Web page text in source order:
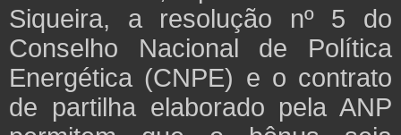
Siqueira, a resolução nº 5 do
Conselho Nacional de Política
Energética (CNPE) e o contrato
de partilha elaborado pela ANP